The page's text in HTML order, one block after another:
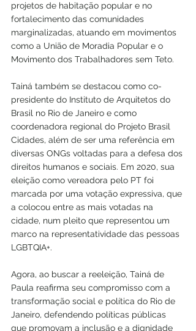
projetos de habitação popular e no
fortalecimento das comunidades
marginalizadas, atuando em movimentos
como a União de Moradia Popular e o
Movimento dos Trabalhadores sem Teto.
Tainá também se destacou como co-
presidente do Instituto de Arquitetos do
Brasil no Rio de Janeiro e como
coordenadora regional do Projeto Brasil
Cidades, além de ser uma referência em
diversas ONGs voltadas para a defesa dos
direitos humanos e sociais. Em 2020, sua
eleição como vereadora pelo PT foi
marcada por uma votação expressiva, que
a colocou entre as mais votadas na
cidade, num pleito que representou um
marco na representatividade das pessoas
LGBTQIA+.
Agora, ao buscar a reeleição, Tainá de
Paula reafirma seu compromisso com a
transformação social e política do Rio de
Janeiro, defendendo políticas públicas
que promovam a inclusão e a dignidade